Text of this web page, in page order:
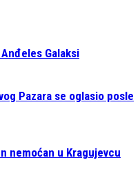
Galaksi
Pazara se oglasio posle
nemoćan u Kragujevcu